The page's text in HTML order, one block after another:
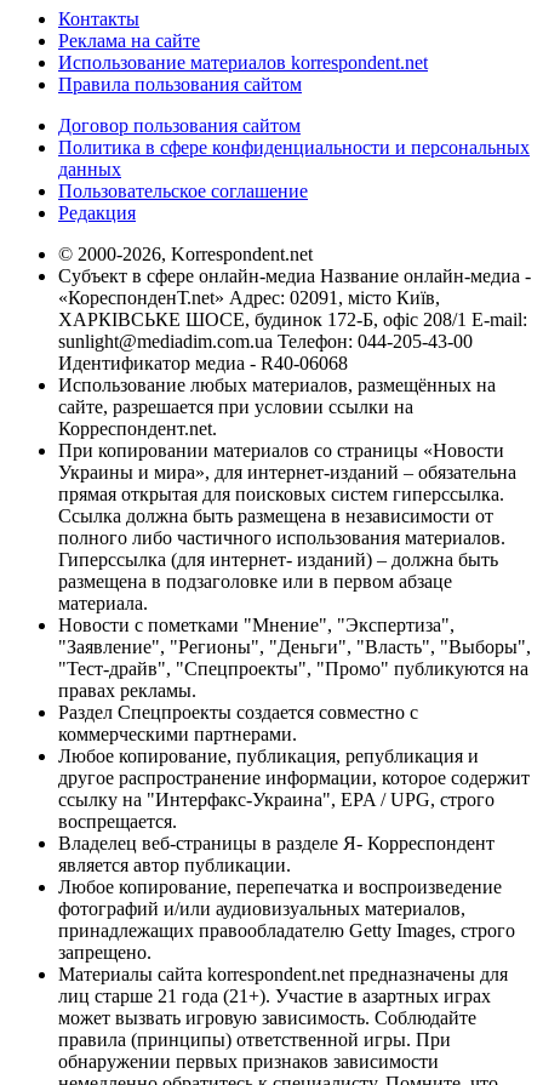
Контакты
Реклама на сайте
Использование материалов korrespondent.net
Правила пользования сайтом
Договор пользования сайтом
Политика в сфере конфиденциальности и персональных
данных
Пользовательское соглашение
Редакция
© 2000-2026, Korrespondent.net
Субъект в сфере онлайн-медиа Название онлайн-медиа -
«КореспонденТ.net» Адрес: 02091, місто Київ,
ХАРКІВСЬКЕ ШОСЕ, будинок 172-Б, офіс 208/1 E-mail:
sunlight@mediadim.com.ua Телефон: 044-205-43-00
Идентификатор медиа - R40-06068
Использование любых материалов, размещённых на
сайте, разрешается при условии ссылки на
Корреспондент.net.
При копировании материалов со страницы «Новости
Украины и мира», для интернет-изданий – обязательна
прямая открытая для поисковых систем гиперссылка.
Ссылка должна быть размещена в независимости от
полного либо частичного использования материалов.
Гиперссылка (для интернет- изданий) – должна быть
размещена в подзаголовке или в первом абзаце
материала.
Новости с пометками "Мнение", "Экспертиза",
"Заявление", "Регионы", "Деньги", "Власть", "Выборы",
"Тест-драйв", "Спецпроекты", "Промо" публикуются на
правах рекламы.
Раздел Спецпроекты создается совместно с
коммерческими партнерами.
Любое копирование, публикация, републикация и
другое распространение информации, которое содержит
ссылку на "Интерфакс-Украина", EPA / UPG, строго
воспрещается.
Владелец веб-страницы в разделе Я- Корреспондент
является автор публикации.
Любое копирование, перепечатка и воспроизведение
фотографий и/или аудиовизуальных материалов,
принадлежащих правообладателю Getty Images, строго
запрещено.
Материалы сайта korrespondent.net предназначены для
лиц старше 21 года (21+). Участие в азартных играх
может вызвать игровую зависимость. Соблюдайте
правила (принципы) ответственной игры. При
обнаружении первых признаков зависимости